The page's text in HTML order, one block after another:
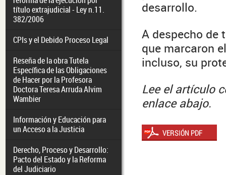
título extrajudicial - Ley n.11.
382/2006
CPIs y el Debido Proceso Legal
Reseña de la obra Tutela
Específica de las Obligaciones
de Hacer por la Profesora
Doctora Teresa Arruda Alvim
Wambier
Información y Educación para
un Acceso a la Justicia
Derecho, Proceso y Desarrollo:
Pacto del Estado y la Reforma
del Judiciario
desarrollo.
A despecho de
que marcaron
incluso, su
Lee el artículo
enlace abajo.